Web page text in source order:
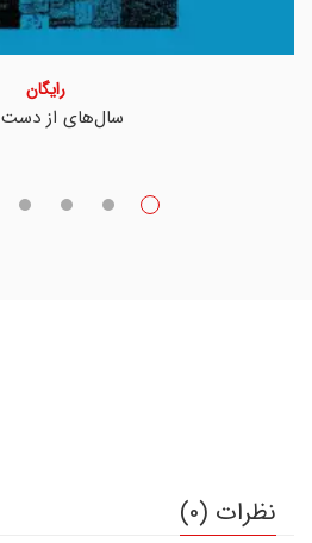
سال‌های از دست
رایگان
نظرات (0)